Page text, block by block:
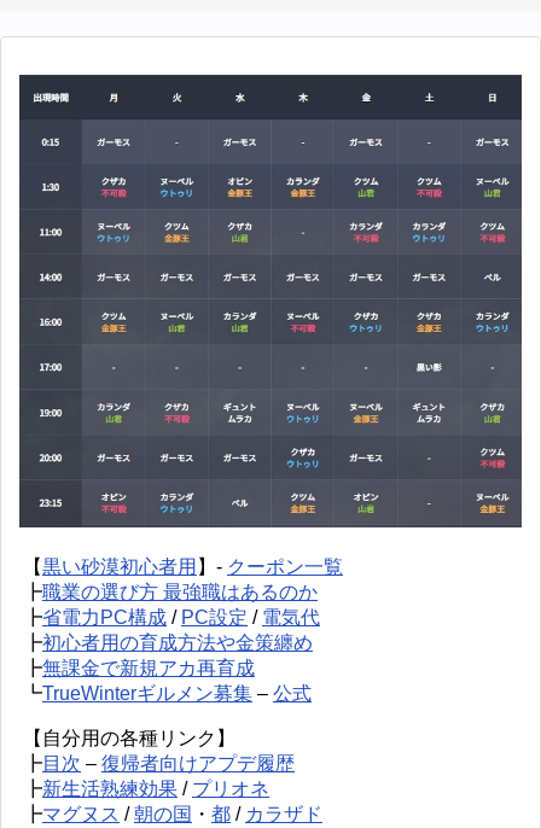
【黒い砂漠初心者用 】- クーポン一覧
┣職業の選び方 最強職はあるのか
┣省電力PC構成 / PC設定 / 電気代
┣初心者用の育成方法や金策纏め
┣無課金で新規アカ再育成
┗TrueWinterギルメン募集 – 公式
【自分用の各種リンク】
┣目次 – 復帰者向けアプデ履歴
┣新生活熟練効果 / プリオネ
┣マグヌス /朝の国 ・ 都 / カラザド